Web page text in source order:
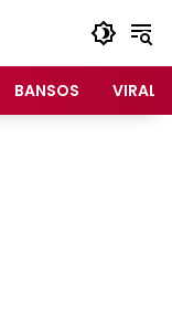
BANSOS VIRAL